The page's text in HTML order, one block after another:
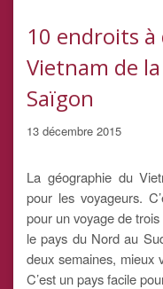
10 endroits
Vietnam de la
Saïgon
13 décembre 2015
La géographie du
pour les voyageurs.
pour un voyage de
le pays du Nord au
deux semaines, mieux
C’est un pays facile